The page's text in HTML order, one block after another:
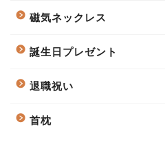
磁気ネックレス
誕生日プレゼント
退職祝い
首枕